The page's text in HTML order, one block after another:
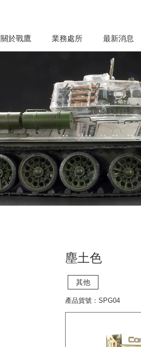
關於戰鷹 業務處所 最新消息
塵土色
其他
產品貨號：SPG04